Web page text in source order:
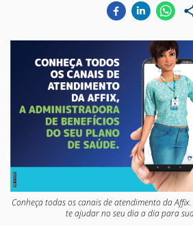
Conheça todas os canais de atendimento da
te ajudar no seu dia a dia para